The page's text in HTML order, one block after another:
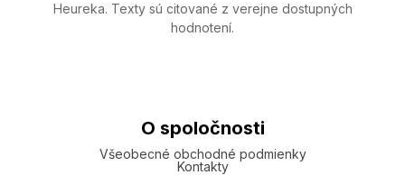
Heureka. Texty sú citované z verejne dostupných
hodnotení.
O spoločnosti
Všeobecné obchodné podmienky
Kontakty